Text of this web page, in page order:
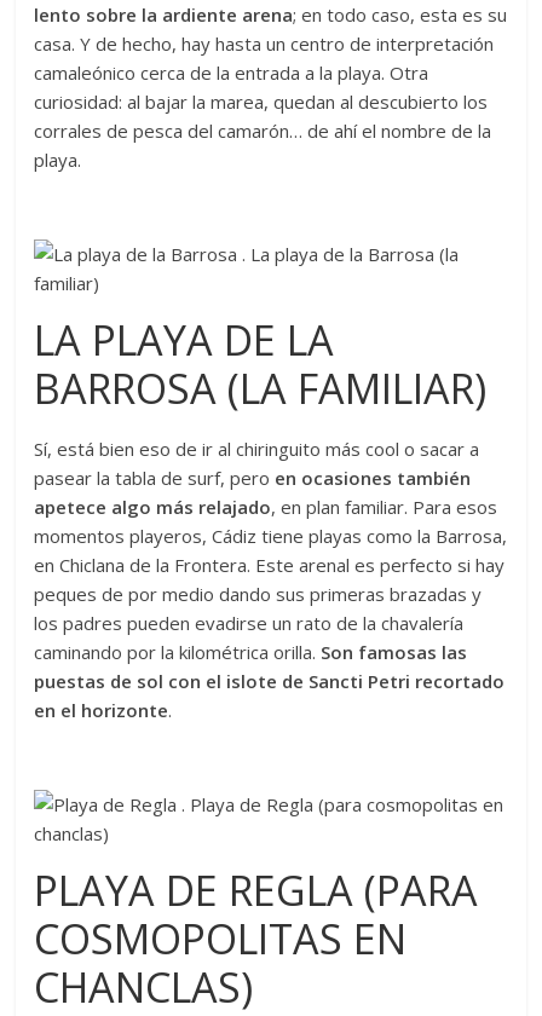
lento sobre la ardiente arena; en todo caso, esta es su
casa. Y de hecho, hay hasta un centro de interpretación
camaleónico cerca de la entrada a la playa. Otra
curiosidad: al bajar la marea, quedan al descubierto los
corrales de pesca del camarón… de ahí el nombre de la
playa.
LA PLAYA DE LA
BARROSA (LA FAMILIAR)
Sí, está bien eso de ir al chiringuito más cool o sacar a
pasear la tabla de surf, pero en ocasiones también
apetece algo más relajado, en plan familiar. Para esos
momentos playeros, Cádiz tiene playas como la Barrosa,
en Chiclana de la Frontera. Este arenal es perfecto si hay
peques de por medio dando sus primeras brazadas y
los padres pueden evadirse un rato de la chavalería
caminando por la kilométrica orilla. Son famosas las
puestas de sol con el islote de Sancti Petri recortado
en el horizonte.
PLAYA DE REGLA (PARA
COSMOPOLITAS EN
CHANCLAS)